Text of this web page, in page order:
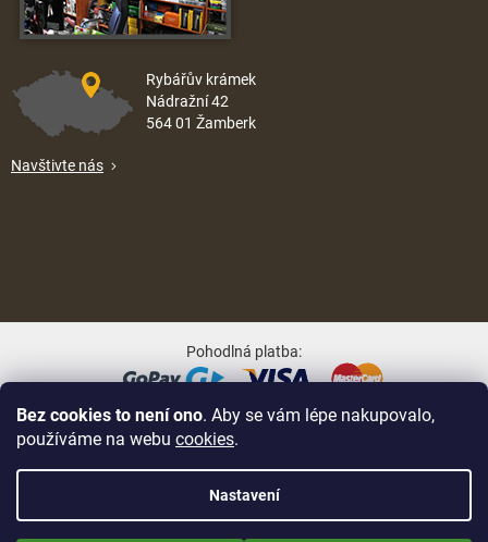
Bez cookies to není ono. Aby se vám lépe nakupovalo,
používáme na webu cookies.
Nastavení
Rybářův krámek
Nádražní 42
564 01 Žamberk
Navštivte nás
Pohodlná platba:
Oblíbené způsoby dopravy: